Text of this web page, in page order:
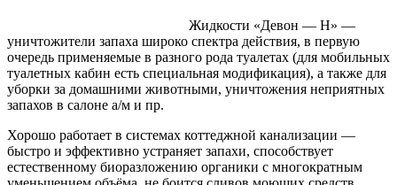
Жидкости «Девон — Н» —
уничтожители запаха широко спектра действия, в первую
очередь применяемые в разного рода туалетах (для мобильных
туалетных кабин есть специальная модификация), а также для
уборки за домашними животными, уничтожения неприятных
запахов в салоне а/м и пр.
Хорошо работает в системах коттеджной канализации —
быстро и эффективно устраняет запахи, способствует
естественному биоразложению органики с многократным